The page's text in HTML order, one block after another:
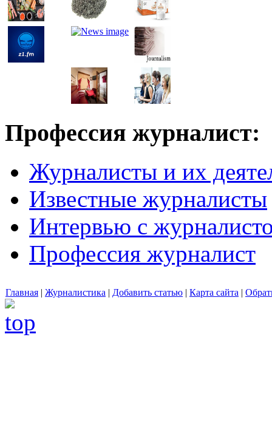
Профессия журналист:
Журналисты и их
Известные журналисты
Интервью с
Профессия журналист
Главная | Журналистика | Добавить статью | Карта сайта |